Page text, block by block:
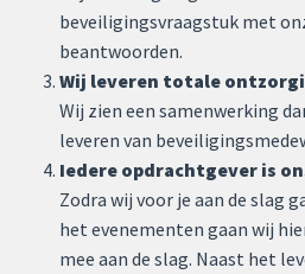
beveiligingsvraagstuk met
beantwoorden.
Wij leveren totale
Wij zien een samenwerking
leveren van
Iedere opdrachtgever is
Zodra wij voor je aan de slag
het evenementen gaan wij
mee aan de slag. Naast het